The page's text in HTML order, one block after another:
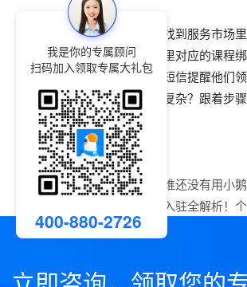
回到抖店后台，找到服务市场里
把抖店和小鹅通里对应的课程
系统马上就会发短信提醒他们
是不是也没那么复杂？跟着步
上一篇：我看看谁还没有用小
小鹅通入驻全解析！
我是你的专属顾问
扫码加入领取专属大礼包
400-880-2726